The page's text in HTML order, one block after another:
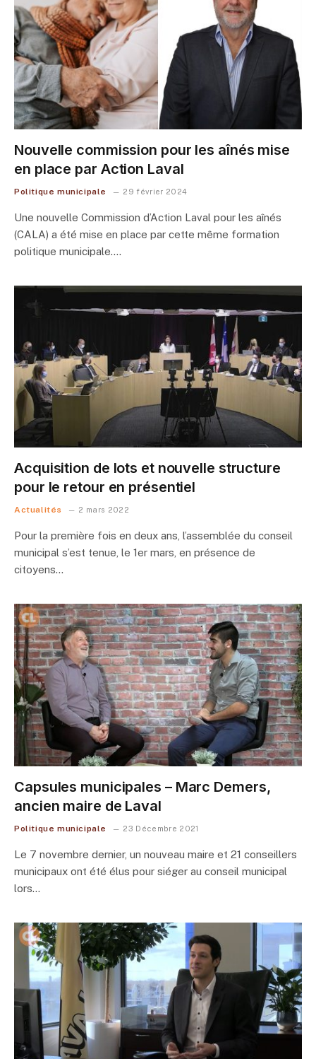
Nouvelle commission pour les aînés mise
en place par Action Laval
Politique municipale 29 février 2024
Une nouvelle Commission d’Action Laval pour les aînés
(CALA) a été mise en place par cette même formation
politique municipale.…
Acquisition de lots et nouvelle structure
pour le retour en présentiel
Actualités 2 mars 2022
Pour la première fois en deux ans, l’assemblée du conseil
municipal s’est tenue, le 1er mars, en présence de
citoyens…
Capsules municipales – Marc Demers,
ancien maire de Laval
Politique municipale 23 Décembre 2021
Le 7 novembre dernier, un nouveau maire et 21 conseillers
municipaux ont été élus pour siéger au conseil municipal
lors…